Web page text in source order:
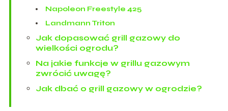
Napoleon Freestyle 425
Landmann Triton
Jak dopasować grill gazowy do
wielkości ogrodu?
Na jakie funkcje w grillu gazowym
zwrócić uwagę?
Jak dbać o grill gazowy w ogrodzie?